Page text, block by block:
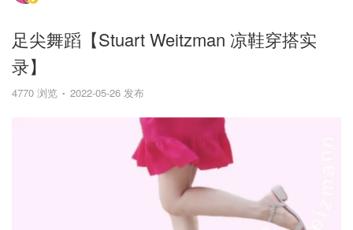
足尖舞蹈【Stuart Weitzman 凉鞋穿搭实
录】
4770 浏览 2022-05-26 发布